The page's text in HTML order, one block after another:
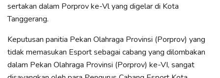
sertakan dalam Porprov ke-Vl yang digelar di Kota
Tanggerang.
Keputusan panitia Pekan Olahraga Provinsi (Porprov) yang
tidak memasukan Esport sebagai cabang yang dilombakan
dalam Pekan Olahraga Provinsi (Porprov) ke-VI, sangat